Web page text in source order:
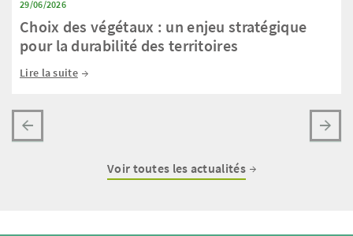
29/06/2026
Choix des végétaux : un enjeu stratégique
pour la durabilité des territoires
Lire la suite
Voir toutes les actualités